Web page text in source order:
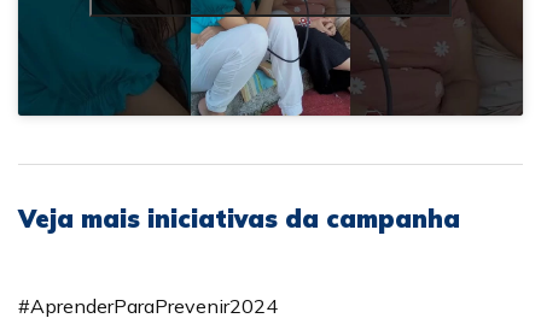
Veja mais iniciativas da campanha
#AprenderParaPrevenir2024